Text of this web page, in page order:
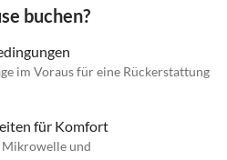
buchen?
im Voraus für eine Rückerstattung
für Komfort
Mikrowelle und